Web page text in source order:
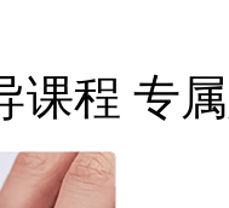
课程 专